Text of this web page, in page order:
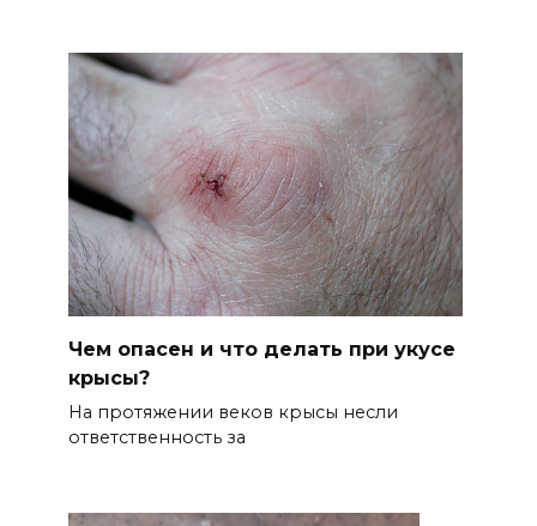
Чем опасен и что делать при укусе
крысы?
На протяжении веков крысы несли
ответственность за